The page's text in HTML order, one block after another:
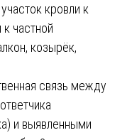
кровли к
частной
козырёк,
связь между
и выявленными